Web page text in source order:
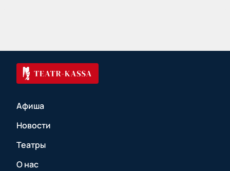
Афиша
Новости
Театры
О нас